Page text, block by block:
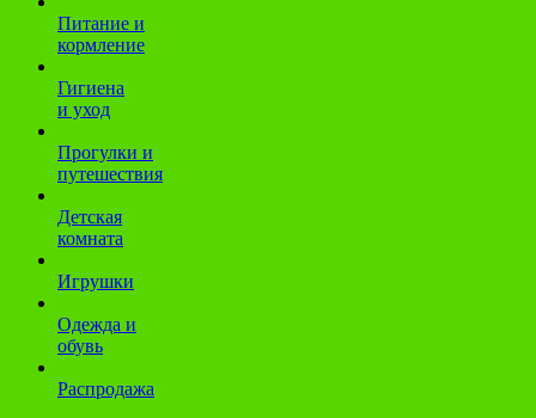
Питание и
кормление
Гигиена
и уход
Прогулки и
путешествия
Детская
комната
Игрушки
Одежда и
обувь
Распродажа